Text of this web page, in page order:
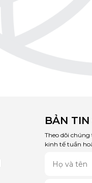
BẢN TIN
Theo dõi
kinh tế tuần